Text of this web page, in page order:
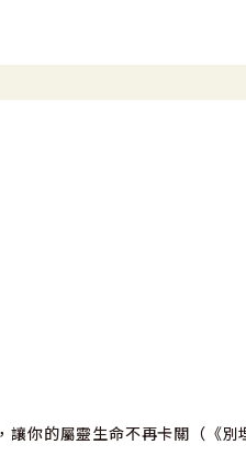
你的屬靈生命不再卡關（《別